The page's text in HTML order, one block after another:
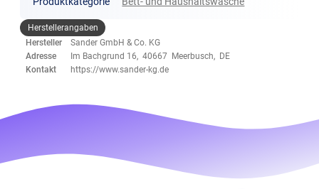
Herstellerangaben
Hersteller
Sander GmbH & Co. KG
Adresse
Im Bachgrund 16, 40667 Meerbusch, DE
Kontakt
https://www.sander-kg.de